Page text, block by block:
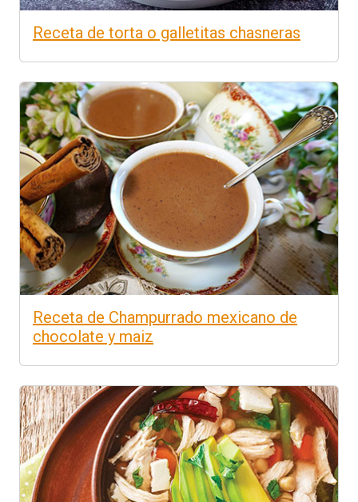
Receta de torta o galletitas chasneras
Receta de Champurrado mexicano de
chocolate y maiz